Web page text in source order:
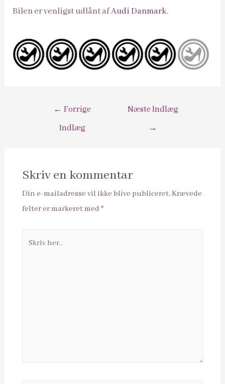
Bilen er venligst udlånt afAudi Danmark.
Indlægsnavigation
← Forrige
Indlæg
Næste Indlæg
→
Skriv en kommentar
Din e-mailadresse vil ikke blive publiceret.Krævede
felter er markeret med *